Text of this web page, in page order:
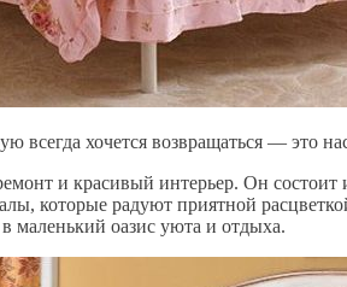
всегда хочется возвращаться — это
и красивый интерьер. Он состоит
которые радуют приятной
маленький оазис уюта и отдыха.